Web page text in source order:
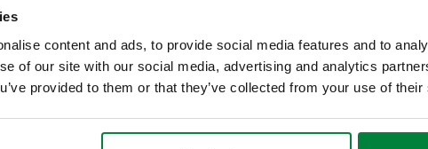
content and ads, to provide social media features and to
of our site with our social media, advertising and analytics
provided to them or that they’ve collected from your use of
efe5efa7-e555-494d-826c-